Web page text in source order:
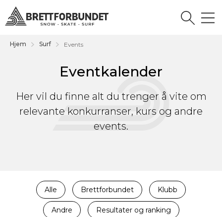
Hjem Surf Events
Eventkalender
Her vil du finne alt du trenger å vite om
relevante konkurranser, kurs og andre
events.
Alle Brettforbundet Klubb
Andre Resultater og ranking